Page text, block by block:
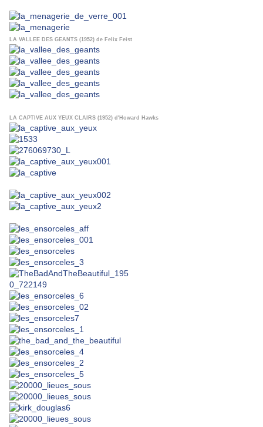
LA VALLEE DES GEANTS (1952) de Felix Feist
LA CAPTIVE AUX YEUX CLAIRS (1952) d'Howard Hawks